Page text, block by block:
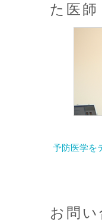
た医
予防医学を
お問い